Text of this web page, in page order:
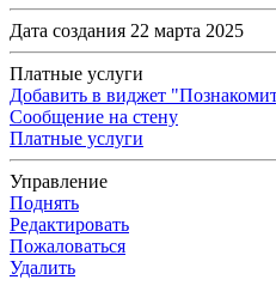
Дата создания 22 марта 2025
Платные услуги
Добавить в виджет
Сообщение на стену
Платные услуги
Управление
Поднять
Редактировать
Пожаловаться
Удалить